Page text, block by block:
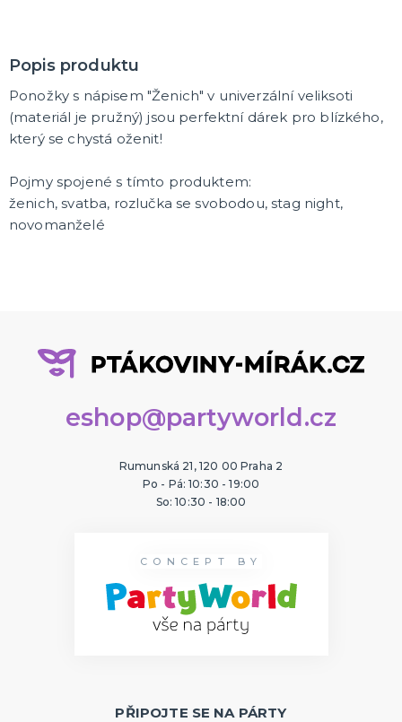
Popis produktu
Ponožky s nápisem "Ženich" v univerzální veliksoti
(materiál je pružný) jsou perfektní dárek pro blízkého,
který se chystá oženit!
Pojmy spojené s tímto produktem:
ženich, svatba, rozlučka se svobodou, stag night,
novomanželé
eshop@partyworld.cz
Rumunská 21, 120 00 Praha 2
Po - Pá: 10:30 - 19:00
So: 10:30 - 18:00
CONCEPT BY
PŘIPOJTE SE NA PÁRTY